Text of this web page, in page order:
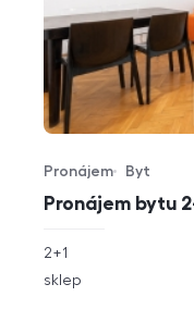
Pronájem bytu
Typ nabídky
Pronájem
Typ nemovitosti
Byt
rozměry
2+1
funkce
sklep